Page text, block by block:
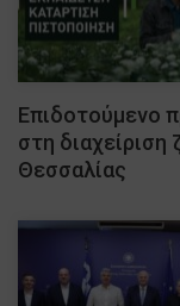
Επιδοτούμενο
στη
Θεσσαλίας